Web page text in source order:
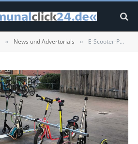
» News und Advertorials » E-Scooter-Parkplätze: Endlich in Reih’ und Glied